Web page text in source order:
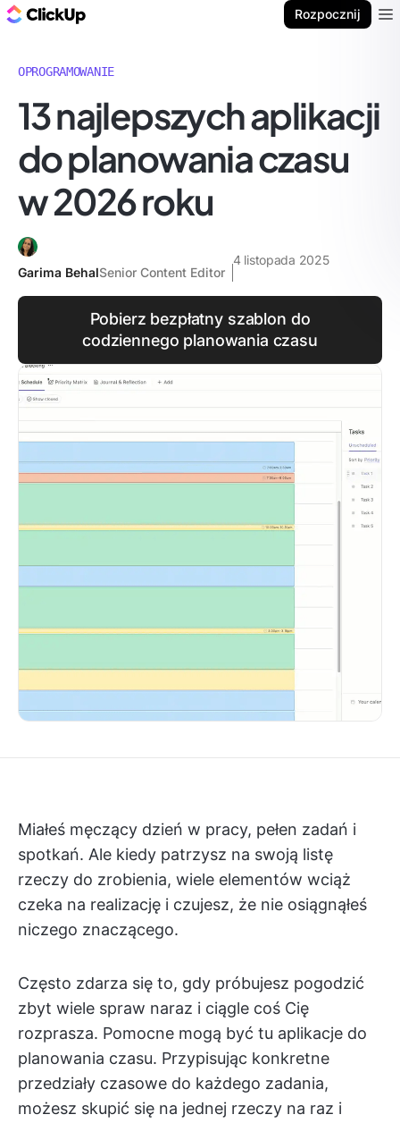
Rozpocznij
OPROGRAMOWANIE
13 najlepszych aplikacji
do planowania czasu
w 2026 roku
Garima BehalSenior Content Editor
4 listopada 2025
Pobierz bezpłatny szablon do
codziennego planowania czasu
Miałeś męczący dzień w pracy, pełen zadań i
spotkań. Ale kiedy patrzysz na swoją listę
rzeczy do zrobienia, wiele elementów wciąż
czeka na realizację i czujesz, że nie osiągnąłeś
niczego znaczącego.
Często zdarza się to, gdy próbujesz pogodzić
zbyt wiele spraw naraz i ciągle coś Cię
rozprasza. Pomocne mogą być tu aplikacje do
planowania czasu. Przypisując konkretne
przedziały czasowe do każdego zadania,
możesz skupić się na jednej rzeczy na raz i